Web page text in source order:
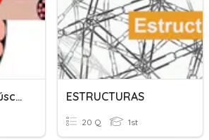
Estructura Del Músculo ESTRUCTURAS
20 Q 1st